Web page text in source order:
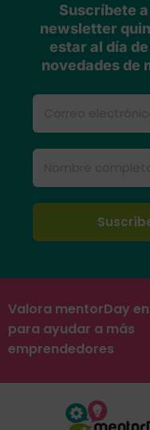
Suscríbete
newsletter
estar al día
novedades de
Valora mentorDay
para ayudar a más
emprendedores